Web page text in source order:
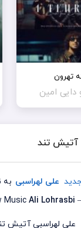
تهرون
دایی امین
آتیش تند
علی لهراسبی به
MusicAli Lohrasbi